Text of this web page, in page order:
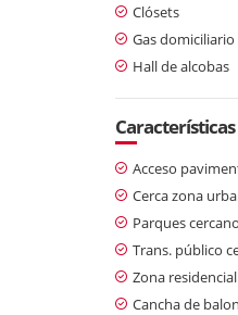
Clósets
Gas domiciliario
Hall de alcobas
Acceso
Cerca zona
Parques
Trans. público
Zona residencial
Cancha de